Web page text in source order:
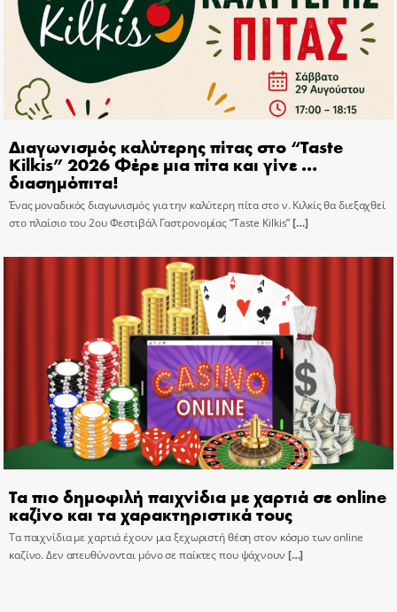
Διαγωνισμός καλύτερης πίτας στο “Taste
Kilkis” 2026 Φέρε μια πίτα και γίνε …
διασημόπιτα!
Ένας μοναδικός διαγωνισμός για την καλύτερη πίτα στο ν. Κιλκίς θα διεξαχθεί
στο πλαίσιο του 2ου Φεστιβάλ Γαστρονομίας “Taste Kilkis”[…]
Τα πιο δημοφιλή παιχνίδια με χαρτιά σε online
καζίνο και τα χαρακτηριστικά τους
Τα παιχνίδια με χαρτιά έχουν μια ξεχωριστή θέση στον κόσμο των online
καζίνο. Δεν απευθύνονται μόνο σε παίκτες που ψάχνουν […]